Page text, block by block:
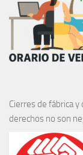
Cierres de fábrica
derechos no son